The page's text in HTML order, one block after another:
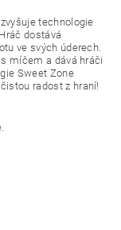
technologie
dostává
ve svých úderech.
míčem a dává hráči
Sweet Zone
radost z hraní!